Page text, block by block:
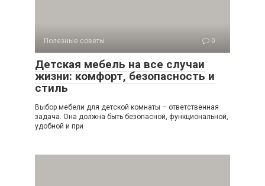
Полезные советы 0
Детская мебель на все случаи
жизни: комфорт, безопасность и
стиль
Выбор мебели для детской комнаты – ответственная
задача. Она должна быть безопасной, функциональной,
удобной и при